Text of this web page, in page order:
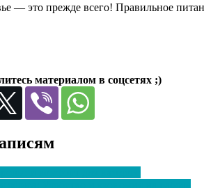
— это прежде всего! Правильное
материалом в соцсетях ;)